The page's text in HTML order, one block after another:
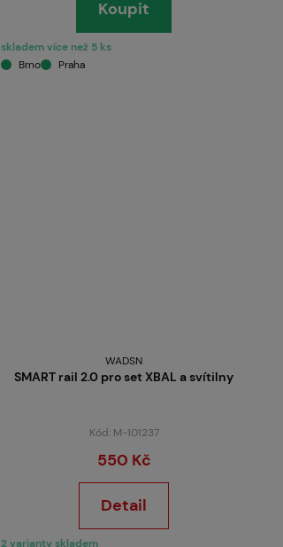
Koupit
skladem více než 5 ks
Brno
Praha
WADSN
SMART rail 2.0 pro set XBAL a svítilny
Kód: M-101237
550 Kč
Detail
2 varianty skladem